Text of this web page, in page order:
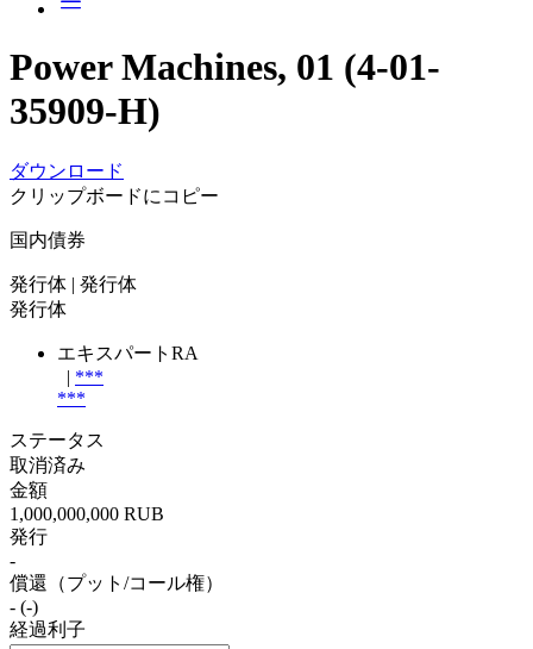
Power Machines, 01 (4-01-
35909-H)
ダウンロード
クリップボードにコピー
国内債券
発行体 | 発行体
発行体
エキスパートRA
| ***
***
ステータス
取消済み
金額
1,000,000,000 RUB
発行
-
償還（プット/コール権）
- (-)
経過利子